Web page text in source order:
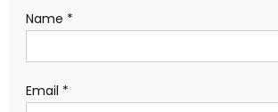
Name *
Email *